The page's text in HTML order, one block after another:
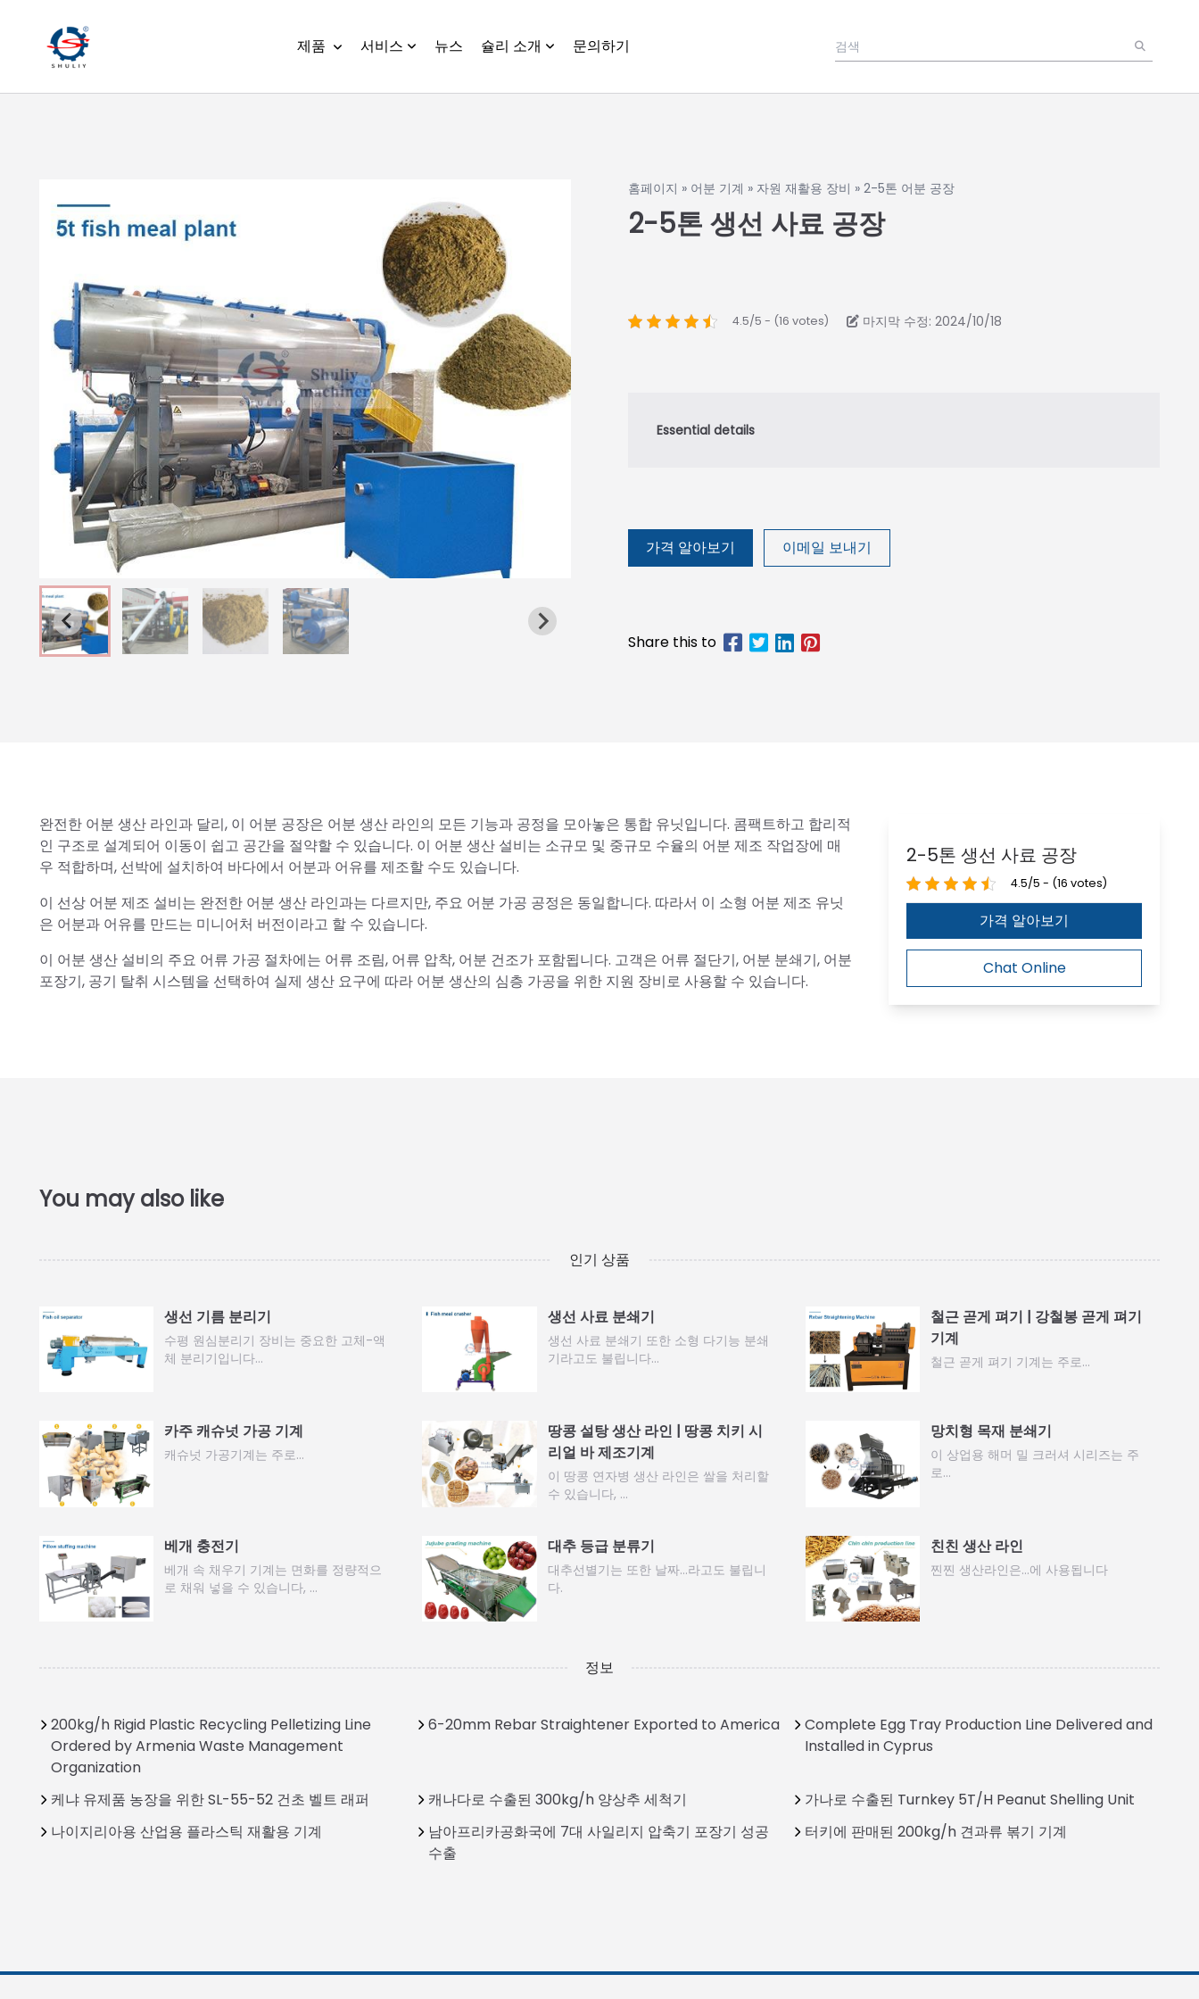
제품 서비스 뉴스 슐리 소개 문의하기
홈페이지 » 어분 기계 » 자원 재활용 장비 » 2-5톤 어분 공장
2-5톤 생선 사료 공장
4.5/5 - (16 votes) 마지막 수정: 2024/10/18
가격 알아보기 이메일 보내기
완전한 어분 생산 라인과 달리, 이 어분 공장은 어분 생산 라인의 모든 기능과 공정을 모아놓은 통합 유닛입니다. 콤팩트하고 합리적
인 구조로 설계되어 이동이 쉽고 공간을 절약할 수 있습니다. 이 어분 생산 설비는 소규모 및 중규모 수율의 어분 제조 작업장에 매
우 적합하며, 선박에 설치하여 바다에서 어분과 어유를 제조할 수도 있습니다.
이 선상 어분 제조 설비는 완전한 어분 생산 라인과는 다르지만, 주요 어분 가공 공정은 동일합니다. 따라서 이 소형 어분 제조 유닛
은 어분과 어유를 만드는 미니어처 버전이라고 할 수 있습니다.
이 어분 생산 설비의 주요 어류 가공 절차에는 어류 조림, 어류 압착, 어분 건조가 포함됩니다. 고객은 어류 절단기, 어분 분쇄기, 어분
포장기, 공기 탈취 시스템을 선택하여 실제 생산 요구에 따라 어분 생산의 심층 가공을 위한 지원 장비로 사용할 수 있습니다.
2-5톤 생선 사료 공장
4.5/5 - (16 votes)
가격 알아보기
Chat Online
인기 상품
생선 기름 분리기
수평 원심분리기 장비는 중요한 고체-액
체 분리기입니다…
생선 사료 분쇄기
생선 사료 분쇄기 또한 소형 다기능 분쇄
기라고도 불립니다…
철근 곧게 펴기 | 강철봉 곧게 펴기
기계
철근 곧게 펴기 기계는 주로…
카주 캐슈넛 가공 기계
캐슈넛 가공기계는 주로…
땅콩 설탕 생산 라인 | 땅콩 치키 시
리얼 바 제조기계
이 땅콩 연자병 생산 라인은 쌀을 처리할
수 있습니다, ...
망치형 목재 분쇄기
이 상업용 해머 밀 크러셔 시리즈는 주
로…
베개 충전기
베개 속 채우기 기계는 면화를 정량적으
로 채워 넣을 수 있습니다, …
대추 등급 분류기
대추선별기는 또한 날짜…라고도 불립니
다.
친친 생산 라인
찐찐 생산라인은…에 사용됩니다
정보
200kg/h Rigid Plastic Recycling Pelletizing Line
Ordered by Armenia Waste Management
Organization
6-20mm Rebar Straightener Exported to America
Complete Egg Tray Production Line Delivered and
Installed in Cyprus
케냐 유제품 농장을 위한 SL-55-52 건초 벨트 래퍼 캐나다로 수출된 300kg/h 양상추 세척기
가나로 수출된 Turnkey 5T/H Peanut Shelling Unit
나이지리아용 산업용 플라스틱 재활용 기계
남아프리카공화국에 7대 사일리지 압축기 포장기 성공
수출
터키에 판매된 200kg/h 견과류 볶기 기계
Vietnamese
Urdu
Greek